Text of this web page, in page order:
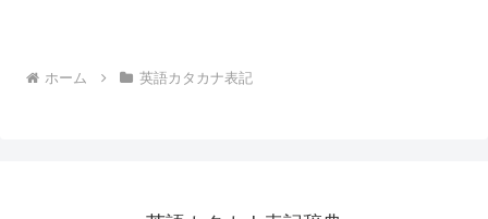
ホーム 英語カタカナ表記